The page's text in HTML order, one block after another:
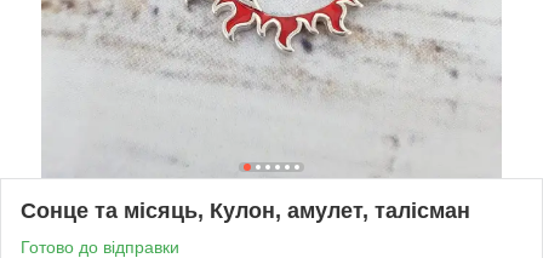
Сонце та місяць, Кулон, амулет, талісман
Готово до відправки